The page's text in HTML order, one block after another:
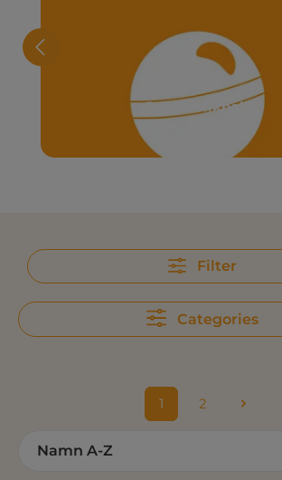
Gymnastikbollar
Filter
Categories
Sida
1 Sida
2